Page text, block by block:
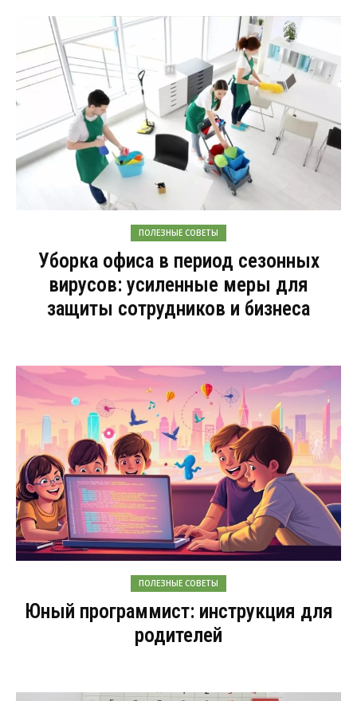
ПОЛЕЗНЫЕ СОВЕТЫ
Уборка офиса в период сезонных
вирусов: усиленные меры для
защиты сотрудников и бизнеса
ПОЛЕЗНЫЕ СОВЕТЫ
Юный программист: инструкция для
родителей